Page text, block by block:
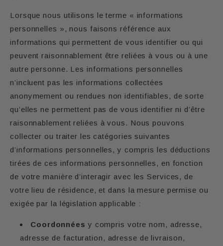
Lorsque nous utilisons le terme « informations
personnelles », nous faisons référence aux
informations qui permettent de vous identifier ou qui
peuvent raisonnablement être reliées à vous ou à une
autre personne. Les informations personnelles
n’incluent pas les informations collectées
anonymement ou rendues non identifiables, de sorte
qu’elles ne permettent pas de vous identifier ni d’être
raisonnablement reliées à vous. Nous pouvons
collecter ou traiter les catégories suivantes
d’informations personnelles, y compris les déductions
tirées de ces informations personnelles, en fonction
de votre manière d’interagir avec les Services, de
votre lieu de résidence, et dans la mesure permise ou
exigée par la législation applicable :
Coordonnées y compris votre nom, adresse,
adresse de facturation, adresse de livraison,